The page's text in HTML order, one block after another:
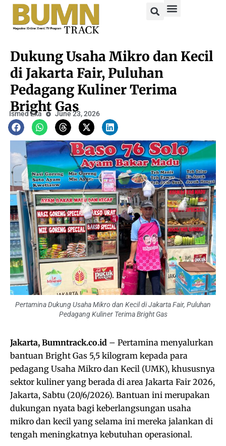
Dukung Usaha Mikro dan Kecil
di Jakarta Fair, Puluhan
Pedagang Kuliner Terima
Bright Gas
Ismed Eka June 23, 2026
Pertamina Dukung Usaha Mikro dan Kecil di Jakarta Fair, Puluhan
Pedagang Kuliner Terima Bright Gas
Jakarta, Bumntrack.co.id – Pertamina menyalurkan
bantuan Bright Gas 5,5 kilogram kepada para
pedagang Usaha Mikro dan Kecil (UMK), khususnya
sektor kuliner yang berada di area Jakarta Fair 2026,
Jakarta, Sabtu (20/6/2026). Bantuan ini merupakan
dukungan nyata bagi keberlangsungan usaha
mikro dan kecil yang selama ini mereka jalankan di
tengah meningkatnya kebutuhan operasional.